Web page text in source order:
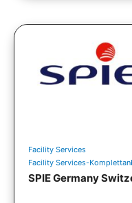
Facility Services
Facility Services-
SPIE Germany